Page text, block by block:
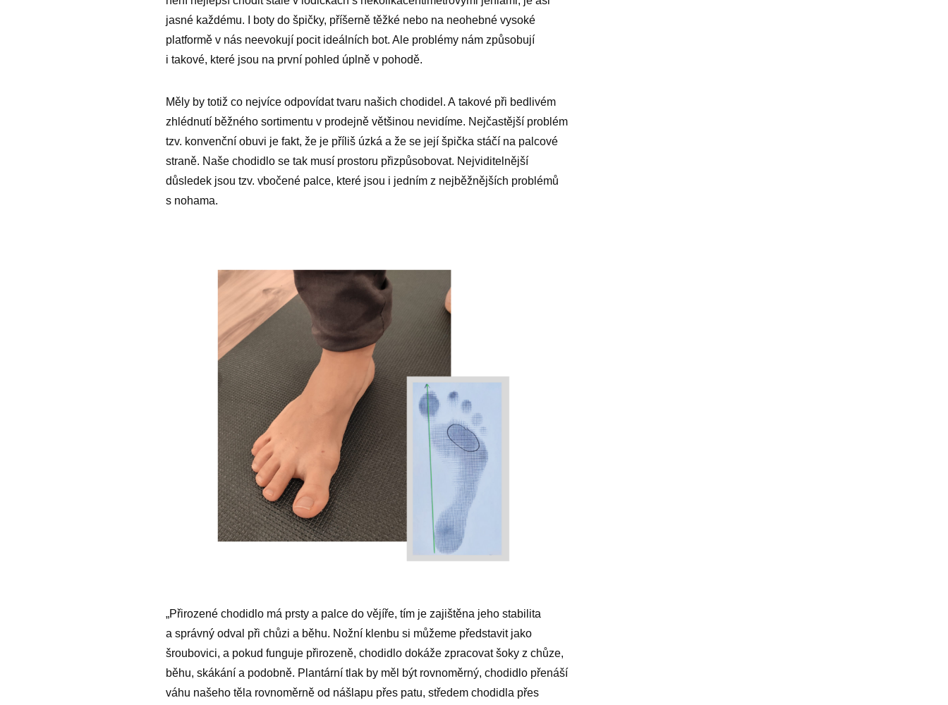
jasné každému. I boty do špičky, příšerně těžké nebo na neohebné vysoké
platformě v nás neevokují pocit ideálních bot. Ale problémy nám způsobují
i takové, které jsou na první pohled úplně v pohodě.
Měly by totiž co nejvíce odpovídat tvaru našich chodidel. A takové při bedlivém
zhlédnutí běžného sortimentu v prodejně většinou nevidíme. Nejčastější problém
tzv. konvenční obuvi je fakt, že je příliš úzká a že se její špička stáčí na palcové
straně. Naše chodidlo se tak musí prostoru přizpůsobovat. Nejviditelnější
důsledek jsou tzv. vbočené palce, které jsou i jedním z nejběžnějších problémů
s nohama.
„Přirozené chodidlo má prsty a palce do vějíře, tím je zajištěna jeho stabilita
a správný odval při chůzi a běhu. Nožní klenbu si můžeme představit jako
šroubovici, a pokud funguje přirozeně, chodidlo dokáže zpracovat šoky z chůze,
běhu, skákání a podobně. Plantární tlak by měl být rovnoměrný, chodidlo přenáší
váhu našeho těla rovnoměrně od nášlapu přes patu, středem chodidla přes